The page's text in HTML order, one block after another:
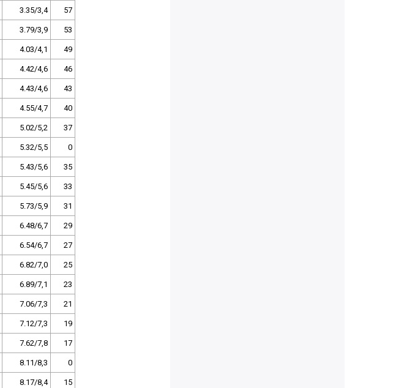
3.35/3,4 57
3.79/3,9 53
4.03/4,1 49
4.42/4,6 46
4.43/4,6 43
4.55/4,7 40
5.02/5,2 37
5.32/5,5 0
5.43/5,6 35
5.45/5,6 33
5.73/5,9 31
6.48/6,7 29
6.54/6,7 27
6.82/7,0 25
6.89/7,1 23
7.06/7,3 21
7.12/7,3 19
7.62/7,8 17
8.11/8,3 0
8.17/8,4 15